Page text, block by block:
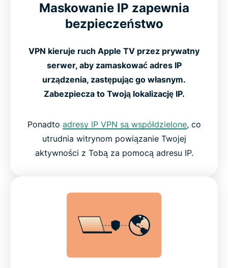
Maskowanie IP zapewnia
bezpieczeństwo
VPN kieruje ruch Apple TV przez prywatny
serwer, aby zamaskować adres IP
urządzenia, zastępując go własnym.
Zabezpiecza to Twoją lokalizację IP.
Ponadto adresy IP VPN są współdzielone, co
utrudnia witrynom powiązanie Twojej
aktywności z Tobą za pomocą adresu IP.